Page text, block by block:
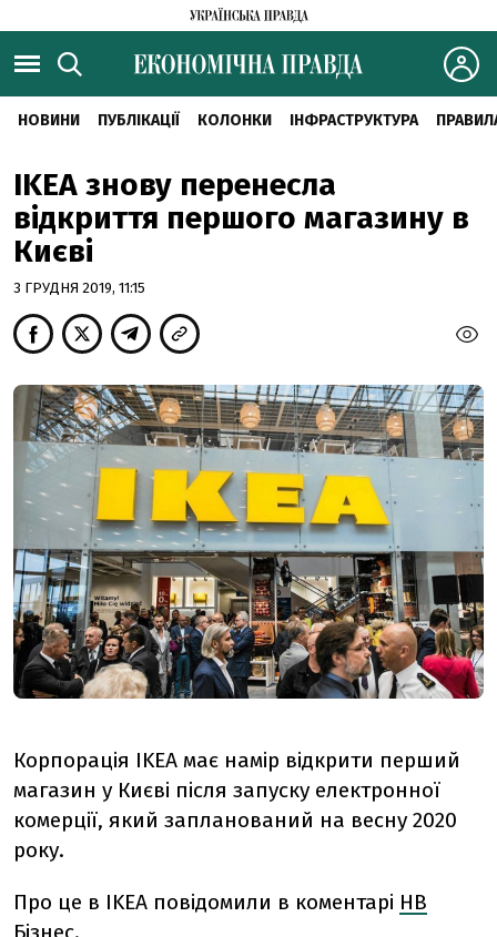
НОВИНИ ПУБЛІКАЦІЇ КОЛОНКИ ІНФРАСТРУКТУРА
IKEA знову перенесла
відкриття першого магазину в
Києві
3 ГРУДНЯ 2019, 11:15
Корпорація IKEA має намір відкрити перший
магазин у Києві після запуску електронної
комерції, який запланований на весну 2020
року.
Про це в IKEA повідомили в коментарі НВ
Бізнес.